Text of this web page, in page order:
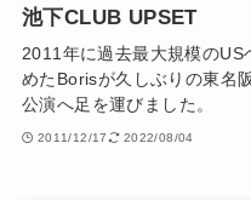
池下CLUB UPSET
2011年に過去最大規模のUS
めたBorisが久しぶりの東名
公演へ足を運びました。
2011/12/17 2022/08/04